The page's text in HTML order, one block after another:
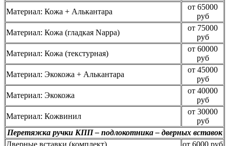
Материал: Кожа + Алькантара
от 65000
руб
Материал: Кожа (гладкая Nappa)
от 75000
руб
Материал: Кожа (текстурная)
от 60000
руб
Материал: Экокожа + Алькантара
от 45000
руб
Материал: Экокожа
от 40000
руб
Материал: Кожвинил
от 30000
руб
Перетяжка ручки КПП – подлокотника – дверных вставок
Дверные вставки (комплект)
от 6000 руб